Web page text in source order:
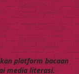
platform bacaan
media literasi.